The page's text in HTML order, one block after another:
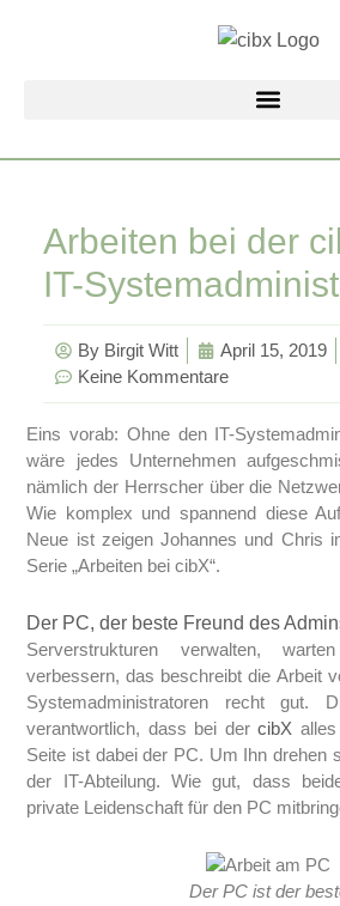
Arbeiten bei der
IT-
By Birgit Witt
April 15, 2019
Keine Kommentare
Eins vorab: Ohne den IT-
wäre jedes Unternehmen
nämlich der Herrscher über die
Wie komplex und spannend diese
Neue ist zeigen Johannes und Chris
Serie „Arbeiten bei cibX“.
Der PC, der beste Freund des
Serverstrukturen verwalten,
verbessern, das beschreibt die Arbeit
Systemadministratoren recht gut.
verantwortlich, dass bei dercibX
Seite ist dabei der PC. Um Ihn drehen
der IT-Abteilung. Wie gut, dass
private Leidenschaft für den PC
Der PC ist der